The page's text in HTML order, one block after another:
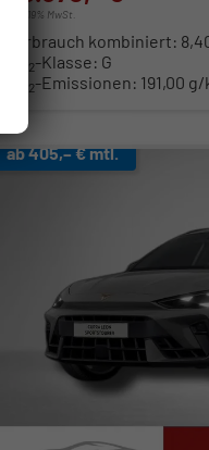
incl. 19% MwSt.
Verbrauch kombiniert:
2-Klasse: G
2-Emissionen: 191,00
ab 405,– € mtl.